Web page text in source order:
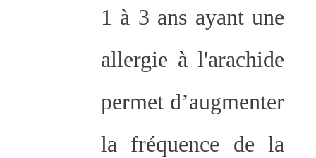
1 à 3 ans ayant une
allergie à l'arachide
permet d’augmenter
la fréquence de la